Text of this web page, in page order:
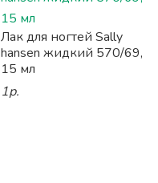
Лак для ногтей Sally
hansen жидкий 570/69,
15 мл
1р.